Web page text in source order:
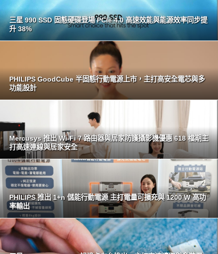
三星 990 SSD 固態硬碟登場 PCIe 4.0 高速效能與能源效率同步提
升 38%
PHILIPS GoodCube 半固態行動電源上市，主打高安全電芯與多
功能設計
Mercusys 推出 Wi-Fi 7 路由器與居家防護攝影機優惠 618 檔期主
打高速連線與居家安全
PHILIPS 推出 1+n 儲能行動電源 主打電量可擴充與 1200 W 高功
率輸出